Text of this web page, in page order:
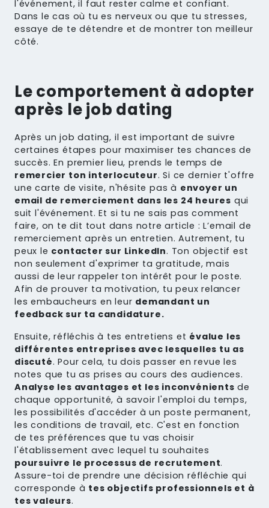
l'événement, il faut rester calme et confiant.
Dans le cas où tu es nerveux ou que tu stresses,
essaye de te détendre et de montrer ton meilleur
côté.
Le comportement à adopter
après le job dating
Après un job dating, il est important de suivre
certaines étapes pour maximiser tes chances de
succès. En premier lieu, prends le temps de
remercier ton interlocuteur. Si ce dernier t'offre
une carte de visite, n'hésite pas à envoyer un
email de remerciement dans les 24 heures qui
suit l'événement. Et si tu ne sais pas comment
faire, on te dit tout dans notre article :L’email de
remerciement après un entretien. Autrement, tu
peux le contacter sur LinkedIn. Ton objectif est
non seulement d'exprimer ta gratitude, mais
aussi de leur rappeler ton intérêt pour le poste.
Afin de prouver ta motivation, tu peux relancer
les embaucheurs en leur demandant un
feedback sur ta candidature.
Ensuite, réfléchis à tes entretiens et évalue les
différentes entreprises avec lesquelles tu as
discuté. Pour cela, tu dois passer en revue les
notes que tu as prises au cours des audiences.
Analyse les avantages et les inconvénients de
chaque opportunité, à savoir l'emploi du temps,
les possibilités d'accéder à un poste permanent,
les conditions de travail, etc. C'est en fonction
de tes préférences que tu vas choisir
l'établissement avec lequel tu souhaites
poursuivre le processus de recrutement.
Assure-toi de prendre une décision réfléchie qui
corresponde à tes objectifs professionnels et à
tes valeurs.